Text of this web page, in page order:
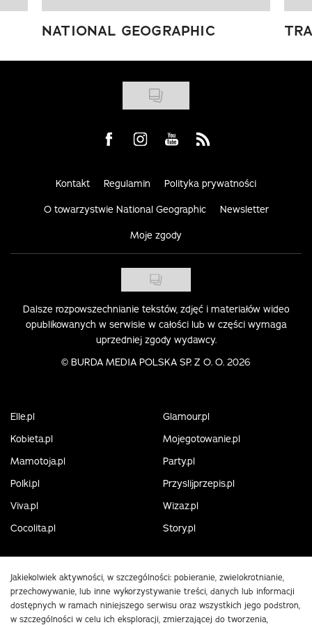
NATIONAL GEOGRAPHIC
Visit us on Facebook
Visit us on Instagram
Visit us on Youtube
Visit us on Rss
Kontakt Regulamin Polityka prywatności
O towarzystwie National Geographic Newsletter
Moje zgody
Dalsze rozpowszechnianie tekstów, zdjęć i materiałów wideo
opublikowanych w serwisie w całości lub w części wymaga
uprzedniej zgody wydawcy.
© BURDA MEDIA POLSKA SP. Z O. O. 2026
Elle.pl
Glamour.pl
Kobieta.pl
Mojegotowanie.pl
Mamotoja.pl
Party.pl
Polki.pl
Przyslijprzepis.pl
Viva.pl
Wizaz.pl
Cocolita.pl
Story.pl
Jakiekolwiek aktywności, w szczególności: pobieranie, zwielokrotnianie,
przechowywanie, lub inne wykorzystywanie treści, danych lub informacji
dostępnych w ramach niniejszego serwisu oraz wszystkich jego podstron,
w szczególności w celu ich eksploracji, zmierzającej do tworzenia,